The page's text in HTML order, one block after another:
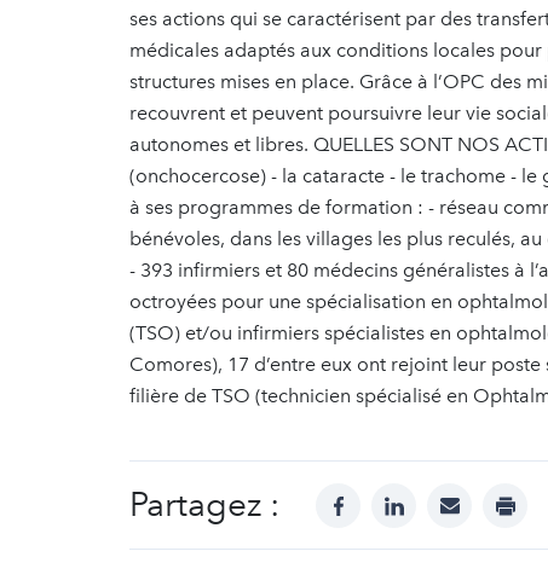
ses actions qui se caractérisent par des
médicales adaptés aux conditions locales
structures mises en place. Grâce à l’OPC des
recouvrent et peuvent poursuivre leur vie
autonomes et libres. QUELLES SONT NOS
(onchocercose) - la cataracte - le trachome -
à ses programmes de formation : - réseau
bénévoles, dans les villages les plus reculés,
- 393 infirmiers et 80 médecins généralistes à
octroyées pour une spécialisation en
(TSO) et/ou infirmiers spécialistes en
Comores), 17 d’entre eux ont rejoint leur
filière de TSO (technicien spécialisé en
Partagez : facebooklinkedinmail print